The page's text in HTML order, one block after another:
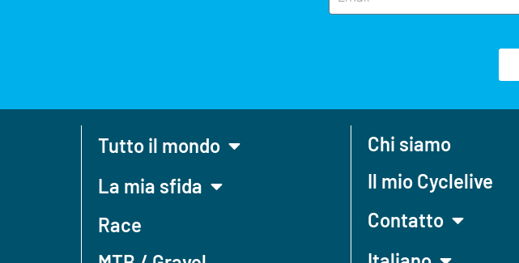
Tutto il mondo
La mia sfida
Race
Chi siamo
Il mio Cyclelive
Contatto